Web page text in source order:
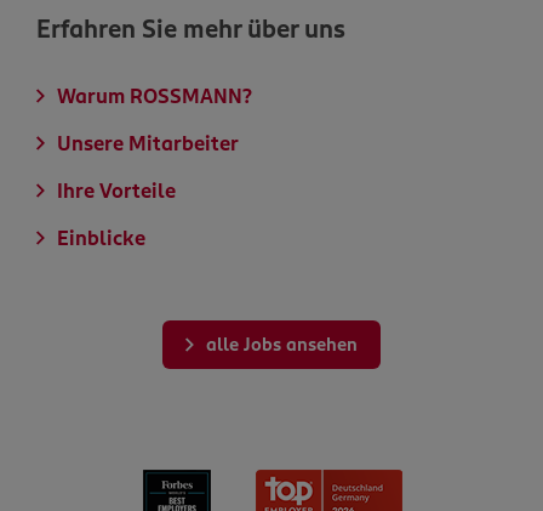
Erfahren Sie mehr über uns
Warum ROSSMANN?
Unsere Mitarbeiter
Ihre Vorteile
Einblicke
alle Jobs ansehen